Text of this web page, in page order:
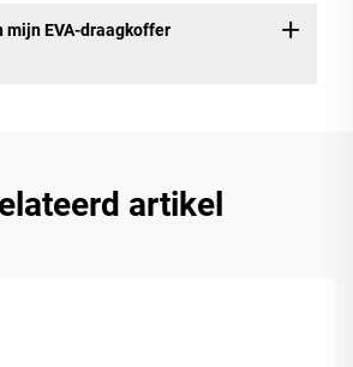
mijn EVA-draagkoffer
artikel